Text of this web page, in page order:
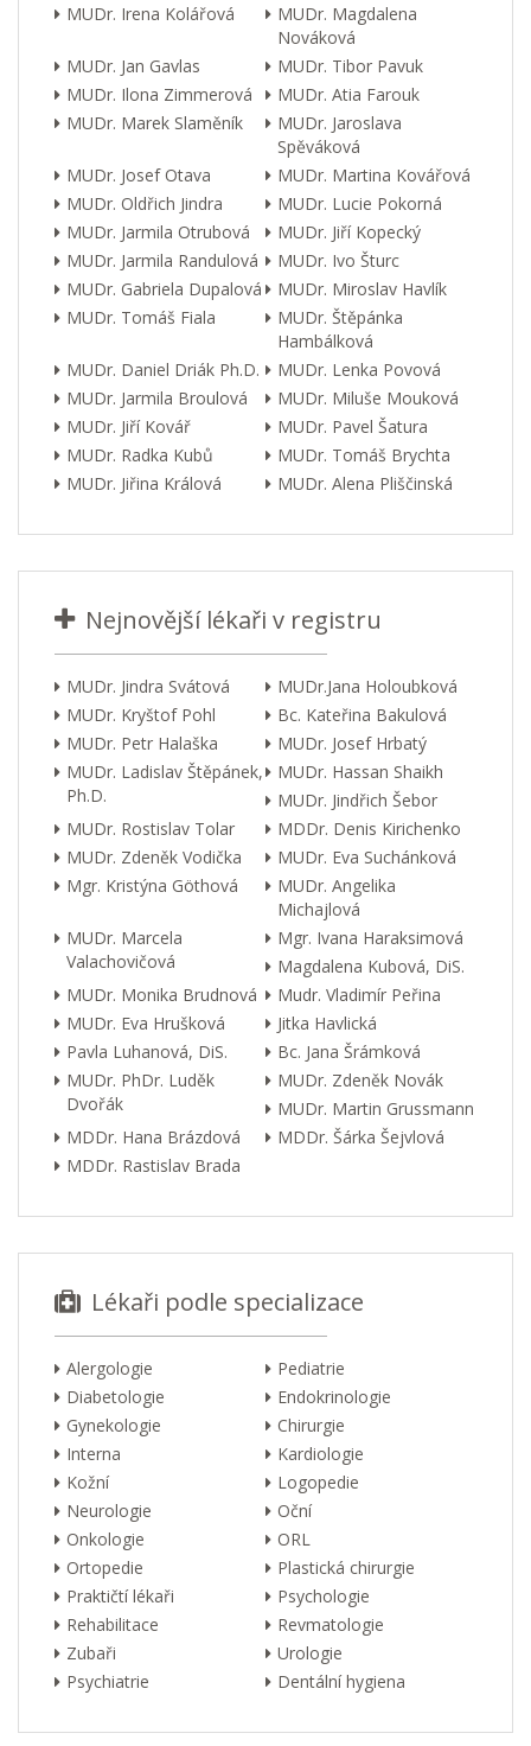
MUDr. Irena Kolářová
MUDr. Magdalena
Nováková
MUDr. Jan Gavlas
MUDr. Tibor Pavuk
MUDr. Ilona Zimmerová
MUDr. Atia Farouk
MUDr. Marek Slaměník
MUDr. Jaroslava
Spěváková
MUDr. Josef Otava
MUDr. Martina Kovářová
MUDr. Oldřich Jindra
MUDr. Lucie Pokorná
MUDr. Jarmila Otrubová
MUDr. Jiří Kopecký
MUDr. Jarmila Randulová
MUDr. Ivo Šturc
MUDr. Gabriela Dupalová
MUDr. Miroslav Havlík
MUDr. Tomáš Fiala
MUDr. Štěpánka
Hambálková
MUDr. Daniel Driák Ph.D.
MUDr. Lenka Povová
MUDr. Jarmila Broulová
MUDr. Miluše Mouková
MUDr. Jiří Kovář
MUDr. Pavel Šatura
MUDr. Radka Kubů
MUDr. Tomáš Brychta
MUDr. Jiřina Králová
MUDr. Alena Pliščinská
Nejnovější lékaři v registru
MUDr. Jindra Svátová
MUDr.Jana Holoubková
MUDr. Kryštof Pohl
Bc. Kateřina Bakulová
MUDr. Petr Halaška
MUDr. Josef Hrbatý
MUDr. Ladislav Štěpánek,
Ph.D.
MUDr. Hassan Shaikh
MUDr. Jindřich Šebor
MUDr. Rostislav Tolar
MDDr. Denis Kirichenko
MUDr. Zdeněk Vodička
MUDr. Eva Suchánková
Mgr. Kristýna Göthová
MUDr. Angelika
Michajlová
MUDr. Marcela
Valachovičová
Mgr. Ivana Haraksimová
Magdalena Kubová, DiS.
MUDr. Monika Brudnová
Mudr. Vladimír Peřina
MUDr. Eva Hrušková
Jitka Havlická
Pavla Luhanová, DiS.
Bc. Jana Šrámková
MUDr. PhDr. Luděk
Dvořák
MUDr. Zdeněk Novák
MUDr. Martin Grussmann
MDDr. Hana Brázdová
MDDr. Šárka Šejvlová
MDDr. Rastislav Brada
Lékaři podle specializace
Alergologie
Pediatrie
Diabetologie
Endokrinologie
Gynekologie
Chirurgie
Interna
Kardiologie
Kožní
Logopedie
Neurologie
Oční
Onkologie
ORL
Ortopedie
Plastická chirurgie
Praktičtí lékaři
Psychologie
Rehabilitace
Revmatologie
Zubaři
Urologie
Psychiatrie
Dentální hygiena